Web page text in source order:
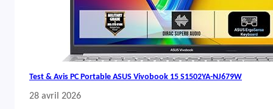
Test & Avis PC Portable ASUS Vivobook 15 S1502YA-NJ679W
28 avril 2026